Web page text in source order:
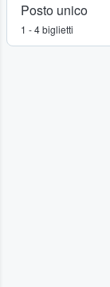
Posto unico
1 - 4 biglietti